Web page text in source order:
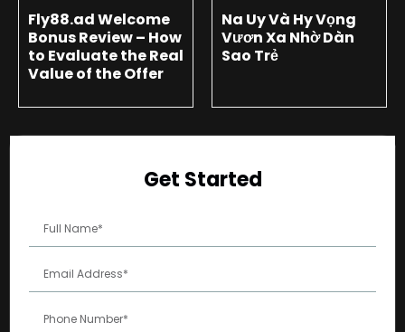
Fly88.ad Welcome
Bonus Review – How
to Evaluate the Real
Value of the Offer
Na Uy Và Hy Vọng
Vươn Xa Nhờ Dàn
Sao Trẻ
Get Started